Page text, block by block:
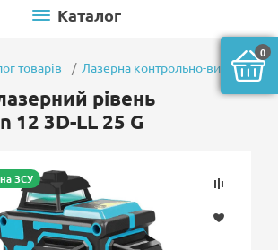
Каталог
товарів Лазерна контрольно-
рівень
12 3D-LL 25 G
ЗСУ
0